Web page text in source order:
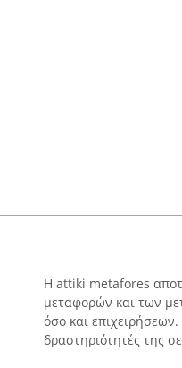
Η attiki metafores
μεταφορών και των
όσο και επιχειρήσεων.
δραστηριότητές της